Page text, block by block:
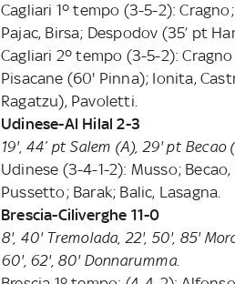
Cagliari 1º tempo (3-5-2):
Pajac, Birsa; Despodov (35’ pt
Cagliari 2º tempo (3-5-2):
Pisacane (60' Pinna); Ionita,
Ragatzu), Pavoletti.
Udinese-Al Hilal 2-3
19', 44’ pt Salem (A), 29' pt
Udinese (3-4-1-2): Musso;
Pussetto; Barak; Balic, Lasagna.
Brescia-Ciliverghe 11-0
8', 40' Tremolada, 22', 50', 85'
60', 62', 80' Donnarumma.